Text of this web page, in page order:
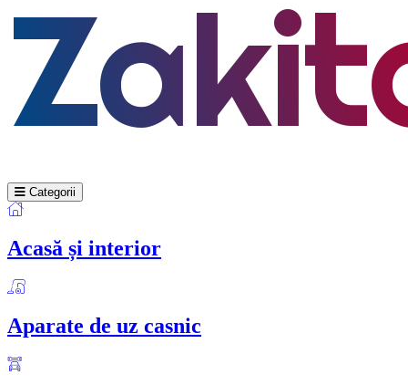
Categorii
Acasă și interior
Aparate de uz casnic